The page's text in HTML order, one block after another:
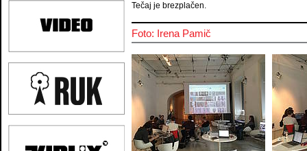
Tečaj je brezplačen.
Foto: Irena Pamič